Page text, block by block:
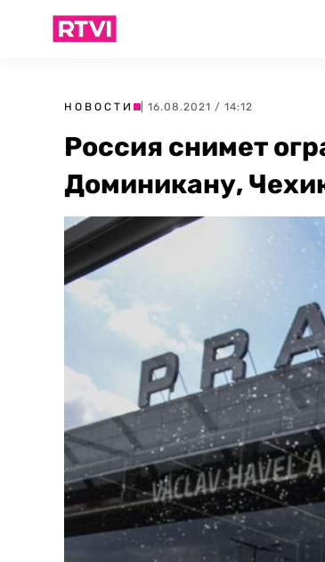
НОВОСТИ | 16.08.2021 / 14:12
Россия снимет
Доминикану,